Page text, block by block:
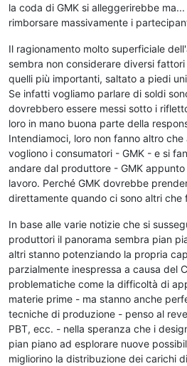
la coda di GMK si alleggerirebbe
rimborsare massivamente i
Il ragionamento molto superficiale
sembra non considerare diversi
quelli più importanti, saltato a piedi
Se infatti vogliamo parlare di soldi
dovrebbero essere messi sotto i
loro in mano buona parte della
Intendiamoci, loro non fanno altro
vogliono i consumatori - GMK - e si
andare dal produttore - GMK
lavoro. Perché GMK dovrebbe
direttamente quando ci sono altri che
In base alle varie notizie che si
produttori il panorama sembra pian
altri stanno potenziando la propria
parzialmente inespressa a causa del
problematiche come la difficoltà di
materie prime - ma stanno anche
tecniche di produzione - penso al
PBT, ecc. - nella speranza che i
pian piano ad esplorare nuove
migliorino la distribuzione dei carichi